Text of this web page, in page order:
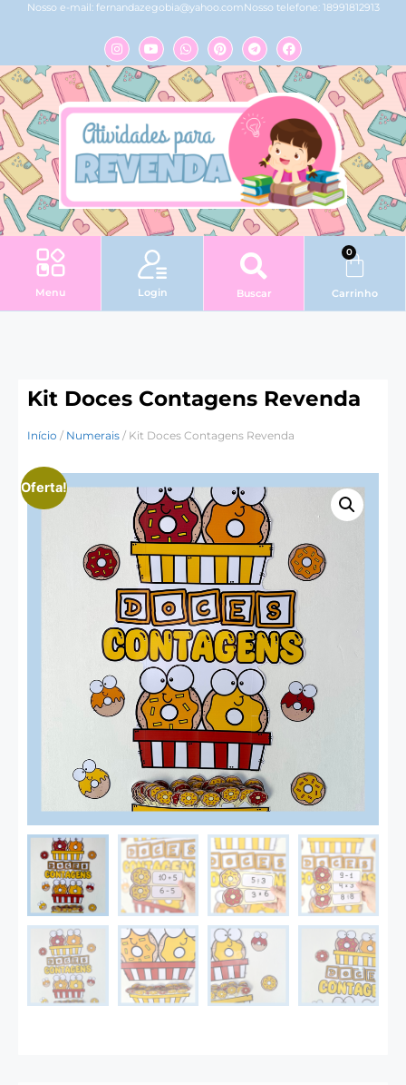
Nosso e-mail: fernandazegobia@yahoo.comNosso telefone: 18991812913
Menu Login Buscar
0
Carrinho
Kit Doces Contagens Revenda
Início / Numerais / Kit Doces Contagens Revenda
Oferta!